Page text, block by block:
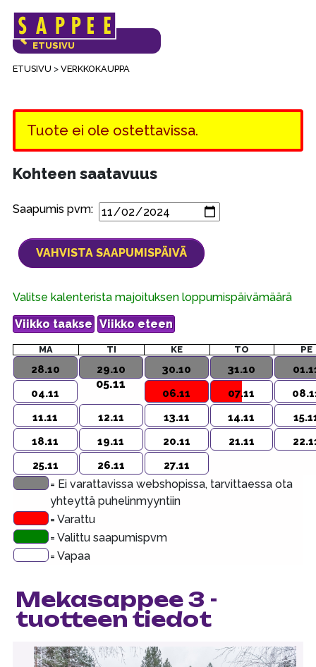
Päävalikko
ETUSIVU > VERKKOKAUPPA
VERKKOKAUPAN
ETUSIVU
Tuote ei ole ostettavissa.
Kohteen saatavuus
Saapumis pvm:
Valitse kalenterista majoituksen loppumispäivämäärä
MA TI KE TO PE
28.10 29.10 30.10 31.10
04.11
05.11
06.11 07.11
11.11
12.11 13.11 14.11
18.11
19.11 20.11 21.11
25.11
26.11 27.11
= Ei varattavissa webshopissa, tarvittaessa ota
yhteyttä puhelinmyyntiin
= Varattu
= Valittu saapumispvm
= Vapaa
Mekasappee 3 -
tuotteen tiedot